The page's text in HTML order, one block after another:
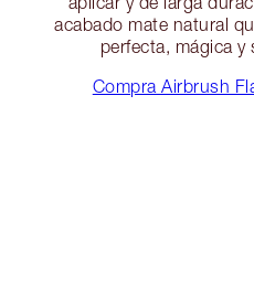
acabado mate natural
perfecta, mágica y
Compra Airbrush